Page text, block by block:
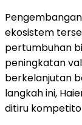
ekosistem
pertumbuhan
peningkatan
berkelanjutan
langkah ini,
ditiru